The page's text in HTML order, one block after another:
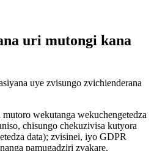
uri mutongi kana
uye zvisungo zvichienderana
wekutanga wekuchengetedza
chisungo chekuzivisa kutyora
data); zvisinei, iyo GDPR
pamugadziri zvakare.